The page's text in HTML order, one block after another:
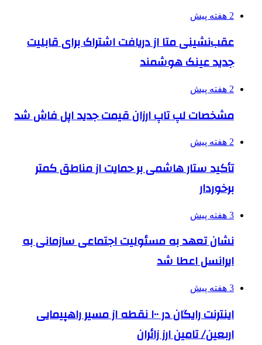
2 هفته پیش
عقب‌نشینی متا از دریافت اشتراک برای قابلیت
جدید عینک هوشمند
2 هفته پیش
مشخصات لپ تاپ ارزان قیمت جدید اپل فاش شد
2 هفته پیش
تأکید ستار هاشمی بر حمایت از مناطق کمتر
برخوردار
3 هفته پیش
نشان تعهد به مسئولیت اجتماعی سازمانی به
ایرانسل اعطا شد
3 هفته پیش
اینترنت رایگان در ۱۰۰ نقطه از مسیر راهپیمایی
اربعین/ تامین ارز زائران